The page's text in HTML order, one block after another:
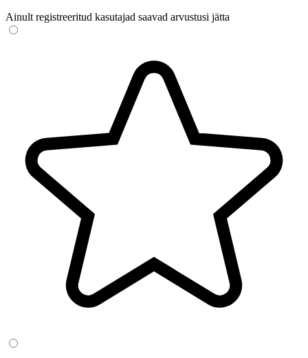
Ainult registreeritud kasutajad saavad arvustusi jätta